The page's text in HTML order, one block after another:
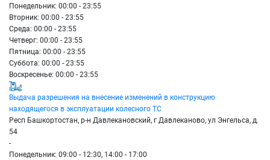
Понедельник: 00:00 - 23:55
Вторник: 00:00 - 23:55
Среда: 00:00 - 23:55
Четверг: 00:00 - 23:55
Пятница: 00:00 - 23:55
Суббота: 00:00 - 23:55
Воскресенье: 00:00 - 23:55
Выдача разрешения на внесение изменений в конструкцию
находящегося в эксплуатации колесного ТС
Респ Башкортостан, р-н Давлекановский, г Давлеканово, ул Энгельса, д.
54
-
Понедельник: 09:00 - 12:30, 14:00 - 17:00